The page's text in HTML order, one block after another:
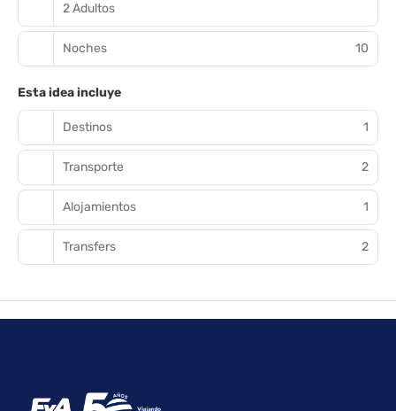
2 Adultos
Noches 10
Esta idea incluye
Destinos 1
Transporte 2
Alojamientos 1
Transfers 2